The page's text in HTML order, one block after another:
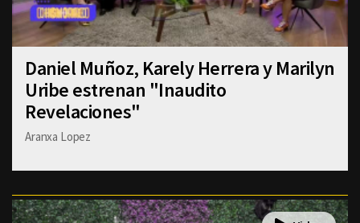
Daniel Muñoz, Karely Herrera y Marilyn
Uribe estrenan "Inaudito
Revelaciones"
Aranxa Lopez